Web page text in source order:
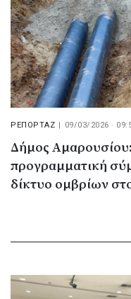
ΡΕΠΟΡΤΑΖ | 09/03/2026 ·
Δήμος Αμαρουσίου:
προγραμματική
δίκτυο ομβρίων